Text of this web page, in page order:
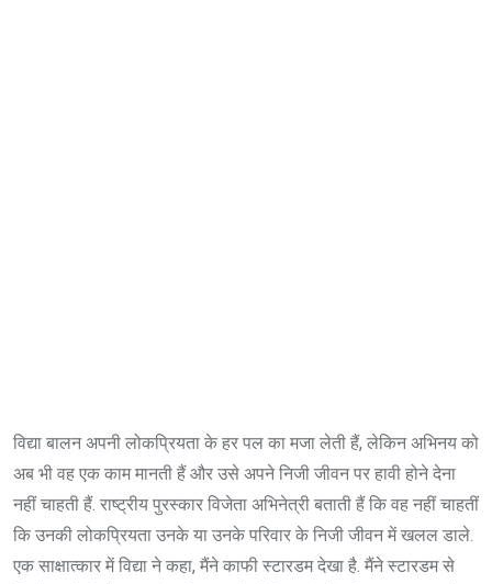
विद्या बालन अपनी लोकप्रियता के हर पल का मजा लेती हैं, लेकिन अभिनय को
अब भी वह एक काम मानती हैं और उसे अपने निजी जीवन पर हावी होने देना
नहीं चाहती हैं. राष्ट्रीय पुरस्कार विजेता अभिनेत्री बताती हैं कि वह नहीं चाहतीं
कि उनकी लोकप्रियता उनके या उनके परिवार के निजी जीवन में खलल डाले.
एक साक्षात्कार में विद्या ने कहा, मैंने काफी स्टारडम देखा है. मैंने स्टारडम से